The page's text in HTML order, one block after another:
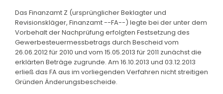
Das Finanzamt Z (ursprünglicher Beklagter und
Revisionskläger, Finanzamt --FA--) legte bei der unter dem
Vorbehalt der Nachprüfung erfolgten Festsetzung des
Gewerbesteuermessbetrags durch Bescheid vom
26.06.2012 für 2010 und vom 15.05.2013 für 2011 zunächst die
erklärten Beträge zugrunde. Am 16.10.2013 und 03.12.2013
erließ das FA aus im vorliegenden Verfahren nicht streitigen
Gründen Änderungsbescheide.